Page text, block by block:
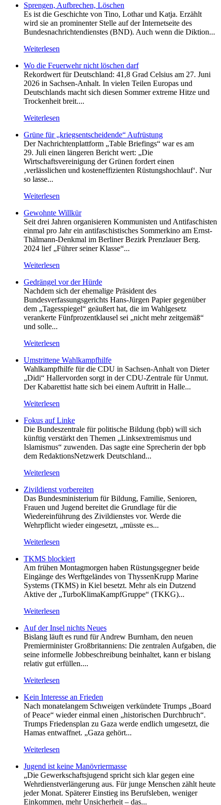
Sprengen, Aufbrechen, Löschen
Es ist die Geschichte von Tino, Lothar und Katja. Erzählt
wird sie an prominenter Stelle auf der Internetseite des
Bundesnachrichtendienstes (BND). Auch wenn die Diktion...
Weiterlesen
Wo die Feuerwehr nicht löschen darf
Rekordwert für Deutschland: 41,8 Grad Celsius am 27. Juni
2026 in Sachsen-Anhalt. In vielen Teilen Europas und
Deutschlands macht sich diesen Sommer extreme Hitze und
Trockenheit breit....
Weiterlesen
Grüne für „kriegsentscheidende“ Aufrüstung
Der Nachrichtenplattform „Table Briefings“ war es am
29. Juli einen längeren Bericht wert: „Die
Wirtschaftsvereinigung der Grünen fordert einen
‚verlässlichen und kosteneffizienten Rüstungshochlauf‘. Nur
so lasse...
Weiterlesen
Gewohnte Willkür
Seit drei Jahren organisieren Kommunisten und Antifaschisten
einmal pro Jahr ein antifaschistisches Sommerkino am Ernst-
Thälmann-Denkmal im Berliner Bezirk Prenzlauer Berg.
2024 lief „Führer seiner Klasse“...
Weiterlesen
Gedrängel vor der Hürde
Nachdem sich der ehemalige Präsident des
Bundesverfassungsgerichts Hans-Jürgen Papier gegenüber
dem „Tagesspiegel“ geäußert hat, die im Wahlgesetz
verankerte Fünfprozentklausel sei „nicht mehr zeitgemäß“
und solle...
Weiterlesen
Umstrittene Wahlkampfhilfe
Wahlkampfhilfe für die CDU in Sachsen-Anhalt von Dieter
„Didi“ Hallervorden sorgt in der CDU-Zentrale für Unmut.
Der Kabarettist hatte sich bei einem Auftritt in Halle...
Weiterlesen
Fokus auf Linke
Die Bundeszentrale für politische Bildung (bpb) will sich
künftig verstärkt den Themen „Linksextremismus und
Islamismus“ zuwenden. Das sagte eine Sprecherin der bpb
dem RedaktionsNetzwerk Deutschland...
Weiterlesen
Zivildienst vorbereiten
Das Bundesministerium für Bildung, Familie, Senioren,
Frauen und Jugend bereitet die Grundlage für die
Wiedereinführung des Zivildienstes vor. Werde die
Wehrpflicht wieder eingesetzt, „müsste es...
Weiterlesen
TKMS blockiert
Am frühen Montagmorgen haben Rüstungsgegner beide
Eingänge des Werftgeländes von ThyssenKrupp Marine
Systems (TKMS) in Kiel besetzt. Mehr als ein Dutzend
Aktive der „TurboKlimaKampfGruppe“ (TKKG)...
Weiterlesen
Auf der Insel nichts Neues
Bislang läuft es rund für Andrew Burnham, den neuen
Premierminister Großbritanniens: Die zentralen Aufgaben, die
seine informelle Jobbeschreibung beinhaltet, kann er bislang
relativ gut erfüllen....
Weiterlesen
Kein Inte­resse an Frieden
Nach monatelangem Schweigen verkündete Trumps „Board
of Peace“ wieder einmal einen „historischen Durchbruch“.
Trumps Friedensplan zu Gaza werde endlich umgesetzt, die
Hamas entwaffnet. „Gaza gehört...
Weiterlesen
Jugend ist keine Manövriermasse
„Die Gewerkschaftsjugend spricht sich klar gegen eine
Wehrdienstverlängerung aus. Für junge Menschen zählt heute
jeder Monat. Späterer Einstieg ins Berufsleben, weniger
Einkommen, mehr Unsicherheit – das...